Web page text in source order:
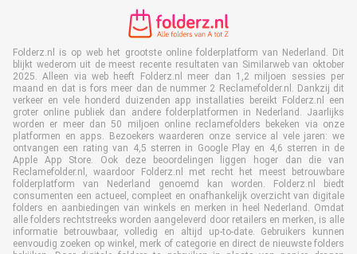
Folderz.nl is op web het grootste online folderplatform van Nederland. Dit
blijkt wederom uit de meest recente resultaten van Similarweb van oktober
2025. Alleen via web heeft Folderz.nl meer dan 1,2 miljoen sessies per
maand en dat is fors meer dan de nummer 2 Reclamefolder.nl. Dankzij dit
verkeer en vele honderd duizenden app installaties bereikt Folderz.nl een
groter online publiek dan andere folderplatformen in Nederland. Jaarlijks
worden er meer dan 50 miljoen online reclamefolders bekeken via onze
platformen en apps. Bezoekers waarderen onze service al vele jaren: we
ontvangen een rating van 4,5 sterren in Google Play en 4,6 sterren in de
Apple App Store. Ook deze beoordelingen liggen hoger dan die van
Reclamefolder.nl, waardoor Folderz.nl met recht het meest betrouwbare
folderplatform van Nederland genoemd kan worden. Folderz.nl biedt
consumenten een actueel, compleet en onafhankelijk overzicht van digitale
folders en aanbiedingen van winkels en merken in heel Nederland. Omdat
alle folders rechtstreeks worden aangeleverd door retailers en merken, is alle
informatie betrouwbaar, volledig en altijd up-to-date. Gebruikers kunnen
eenvoudig zoeken op winkel, merk of categorie en direct de nieuwste folders